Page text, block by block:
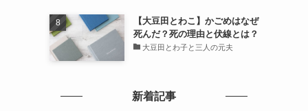
【大豆田とわこ】かごめはなぜ
死んだ？死の理由と伏線とは？
大豆田とわ子と三人の元夫
新着記事